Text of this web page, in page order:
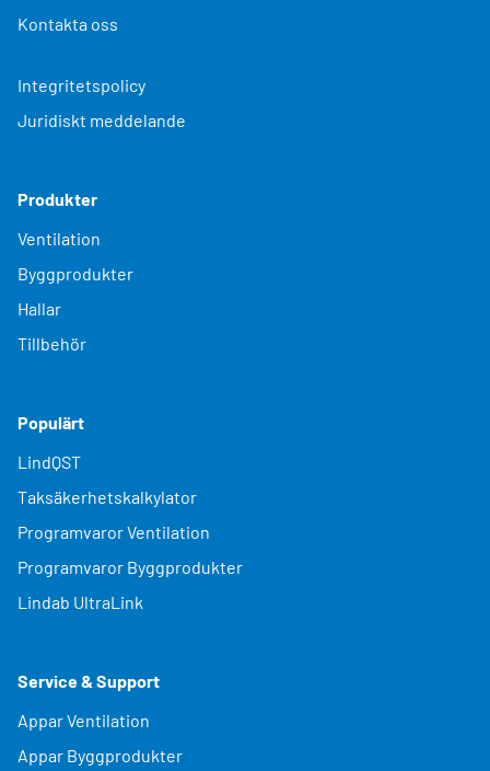
Kontakta oss
Integritetspolicy
Juridiskt meddelande
Produkter
Ventilation
Byggprodukter
Hallar
Tillbehör
Populärt
LindQST
Taksäkerhetskalkylator
Programvaror Ventilation
Programvaror Byggprodukter
Lindab UltraLink
Service & Support
Appar Ventilation
Appar Byggprodukter